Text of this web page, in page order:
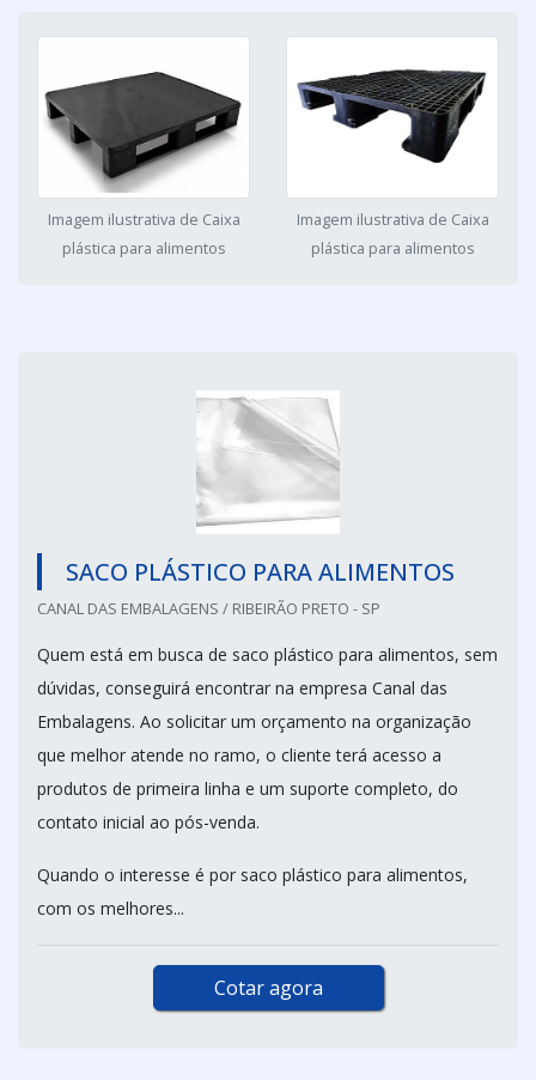
Imagem ilustrativa de Caixa
plástica para alimentos
Imagem ilustrativa de Caixa
plástica para alimentos
SACO PLÁSTICO PARA ALIMENTOS
CANAL DAS EMBALAGENS / RIBEIRÃO PRETO - SP
Quem está em busca de saco plástico para alimentos, sem
dúvidas, conseguirá encontrar na empresa Canal das
Embalagens. Ao solicitar um orçamento na organização
que melhor atende no ramo, o cliente terá acesso a
produtos de primeira linha e um suporte completo, do
contato inicial ao pós-venda.
Quando o interesse é por saco plástico para alimentos,
com os melhores...
Cotar agora